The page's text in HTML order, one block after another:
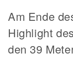
Am Ende
Highlight
den 39